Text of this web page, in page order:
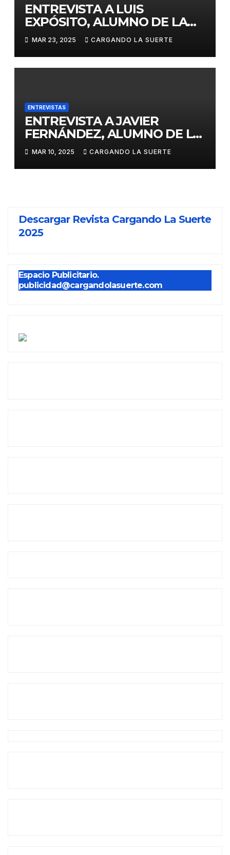
ENTREVISTA A LUIS
EXPÓSITO, ALUMNO DE LA
ESCUELA TAURINA DE
CIUDAD REAL, ANTE SU
DEBUT EL PRÓXIMO MARTES
EN CASTELLÓN
MAR 23, 2025 CARGANDO LA SUERTE
ENTREVISTAS
ENTREVISTA A JAVIER
FERNÁNDEZ, ALUMNO DE LA
ESCUELA TAURINA DE
CIUDAD REAL, QUE MAÑANA
DEBUTA EN VALENCIA
MAR 10, 2025 CARGANDO LA SUERTE
Descargar Revista Cargando La Suerte
2025
Espacio Publicitario.
publicidad@cargandolasuerte.com